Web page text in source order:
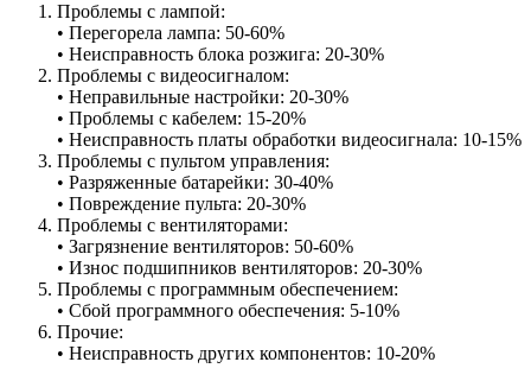
Проблемы с лампой:
• Перегорела лампа: 50-60%
• Неисправность блока розжига: 20-30%
Проблемы с видеосигналом:
• Неправильные настройки: 20-30%
• Проблемы с кабелем: 15-20%
• Неисправность платы обработки видеосигнала: 10-15%
Проблемы с пультом управления:
• Разряженные батарейки: 30-40%
• Повреждение пульта: 20-30%
Проблемы с вентиляторами:
• Загрязнение вентиляторов: 50-60%
• Износ подшипников вентиляторов: 20-30%
Проблемы с программным обеспечением:
• Сбой программного обеспечения: 5-10%
Прочие:
• Неисправность других компонентов: 10-20%